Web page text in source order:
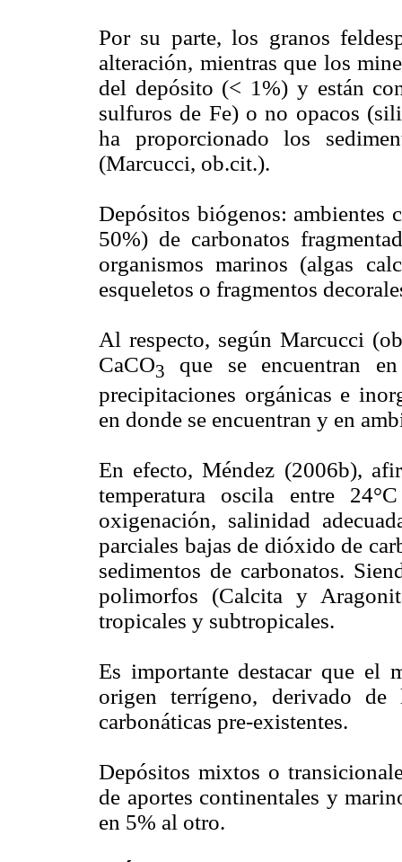
Por su parte, los granos
alteración, mientras que los
del depósito (< 1%) y están
sulfuros de Fe) o no opacos
ha proporcionado los
(Marcucci, ob.cit.).
Depósitos biógenos: ambientes
50%) de carbonatos
organismos marinos (algas
esqueletos o fragmentos
Al respecto, según Marcucci
CaCO3
que se encuentran
precipitaciones orgánicas e
en donde se encuentran y en
En efecto, Méndez (2006b),
temperatura oscila entre
oxigenación, salinidad
parciales bajas de dióxido de
sedimentos de carbonatos.
polimorfos (Calcita y
tropicales y subtropicales.
Es importante destacar que el
origen terrígeno, derivado de
carbonáticas pre-existentes.
Depósitos mixtos o
de aportes continentales y
en 5% al otro.